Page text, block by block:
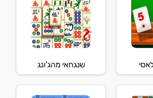
שנגחאי מהג'ונג